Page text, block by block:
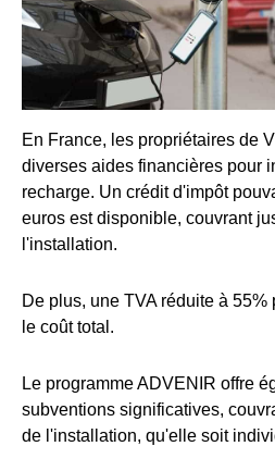
En France, les propriétaires de
diverses aides financières pour
recharge. Un crédit d'impôt
euros est disponible, couvrant
l'installation.
De plus, une TVA réduite à
le coût total.
Le programme ADVENIR offre
subventions significatives,
de l'installation, qu'elle soit